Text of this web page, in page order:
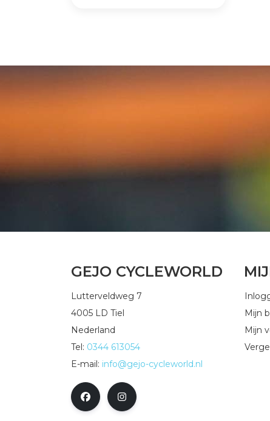
GEJO CYCLEWORLD
Lutterveldweg 7
4005 LD Tiel
Nederland
Tel: 0344 613054
E-mail: info@gejo-cycleworld.nl
Mijn
Mijn